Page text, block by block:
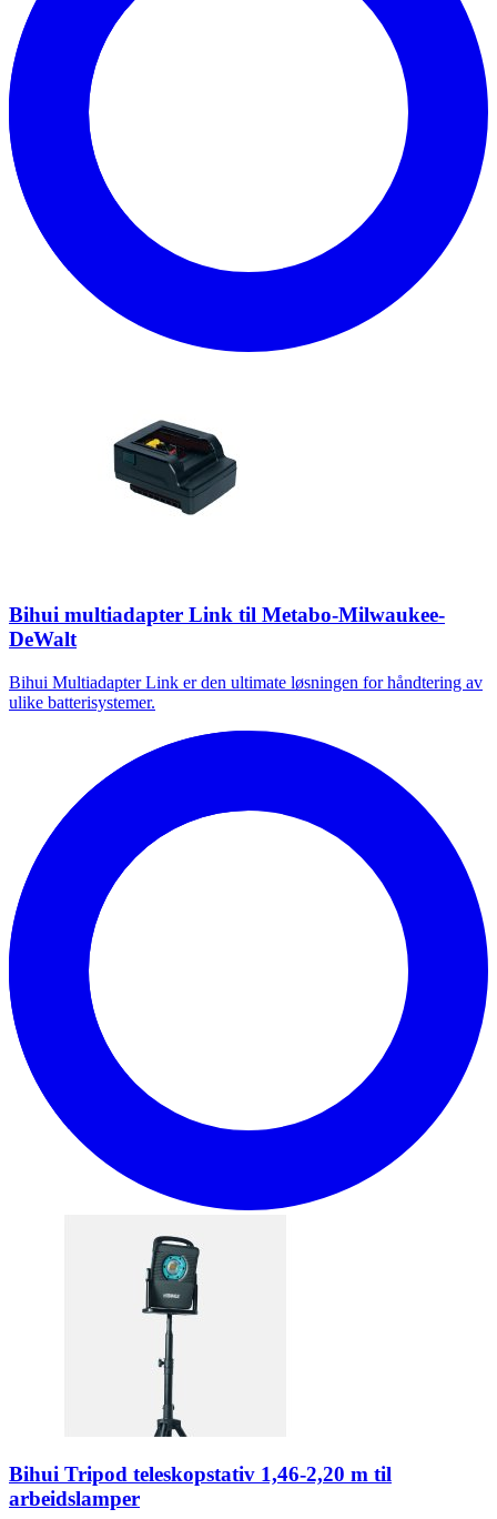
Bihui multiadapter Link til Metabo-Milwaukee-
DeWalt
Bihui Multiadapter Link er den ultimate løsningen for håndtering av
ulike batterisystemer.
Bihui Tripod teleskopstativ 1,46-2,20 m til
arbeidslamper